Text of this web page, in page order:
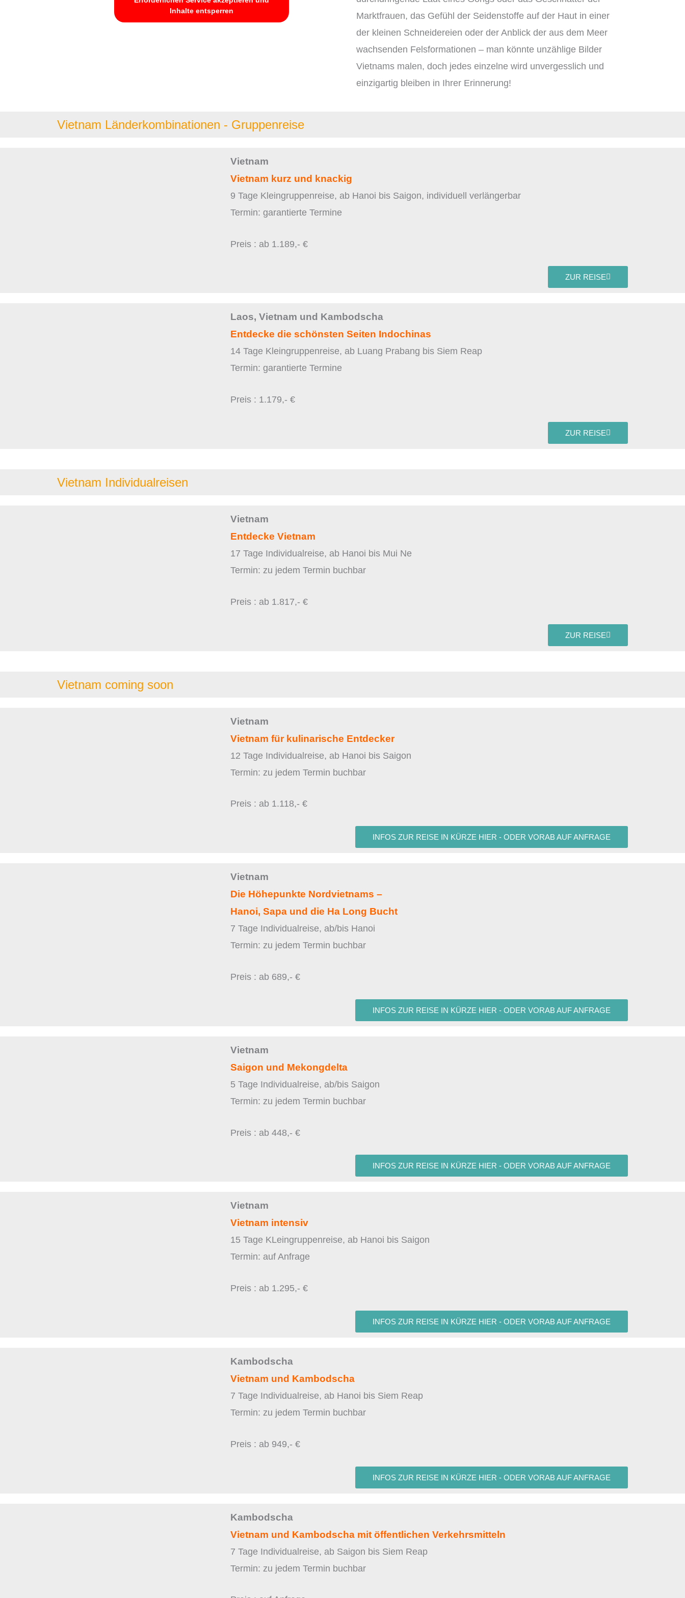
Inhalte entsperren
Marktfrauen, das Gefühl der Seidenstoffe auf der Haut in einer
der kleinen Schneidereien oder der Anblick der aus dem Meer
wachsenden Felsformationen – man könnte unzählige Bilder
Vietnams malen, doch jedes einzelne wird unvergesslich und
einzigartig bleiben in Ihrer Erinnerung!
Vietnam Länderkombinationen - Gruppenreise
Vietnam
Vietnam kurz und knackig
9 Tage Kleingruppenreise, ab Hanoi bis Saigon, individuell verlängerbar
Termin: garantierte Termine
Preis : ab 1.189,- €
ZUR REISE
Laos, Vietnam und Kambodscha
Entdecke die schönsten Seiten Indochinas
14 Tage Kleingruppenreise, ab Luang Prabang bis Siem Reap
Termin: garantierte Termine
Preis : 1.179,- €
ZUR REISE
Vietnam Individualreisen
Vietnam
Entdecke Vietnam
17 Tage Individualreise, ab Hanoi bis Mui Ne
Termin: zu jedem Termin buchbar
Preis : ab 1.817,- €
ZUR REISE
Vietnam coming soon
Vietnam
Vietnam für kulinarische Entdecker
12 Tage Individualreise, ab Hanoi bis Saigon
Termin: zu jedem Termin buchbar
Preis : ab 1.118,- €
INFOS ZUR REISE IN KÜRZE HIER - ODER VORAB AUF ANFRAGE
Vietnam
Die Höhepunkte Nordvietnams –
Hanoi, Sapa und die Ha Long Bucht
7 Tage Individualreise, ab/bis Hanoi
Termin: zu jedem Termin buchbar
Preis : ab 689,- €
INFOS ZUR REISE IN KÜRZE HIER - ODER VORAB AUF ANFRAGE
Vietnam
Saigon und Mekongdelta
5 Tage Individualreise, ab/bis Saigon
Termin: zu jedem Termin buchbar
Preis : ab 448,- €
INFOS ZUR REISE IN KÜRZE HIER - ODER VORAB AUF ANFRAGE
Vietnam
Vietnam intensiv
15 Tage KLeingruppenreise, ab Hanoi bis Saigon
Termin: auf Anfrage
Preis : ab 1.295,- €
INFOS ZUR REISE IN KÜRZE HIER - ODER VORAB AUF ANFRAGE
Kambodscha
Vietnam und Kambodscha
7 Tage Individualreise, ab Hanoi bis Siem Reap
Termin: zu jedem Termin buchbar
Preis : ab 949,- €
INFOS ZUR REISE IN KÜRZE HIER - ODER VORAB AUF ANFRAGE
Kambodscha
Vietnam und Kambodscha mit öffentlichen Verkehrsmitteln
7 Tage Individualreise, ab Saigon bis Siem Reap
Termin: zu jedem Termin buchbar